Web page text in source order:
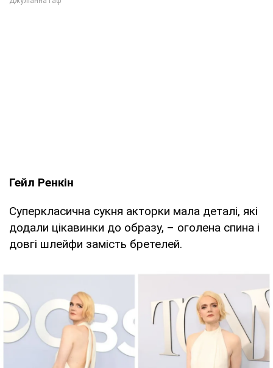
Гейл Ренкін
Суперкласична сукня акторки мала деталі, які
додали цікавинки до образу, – оголена спина і
довгі шлейфи замість бретелей.